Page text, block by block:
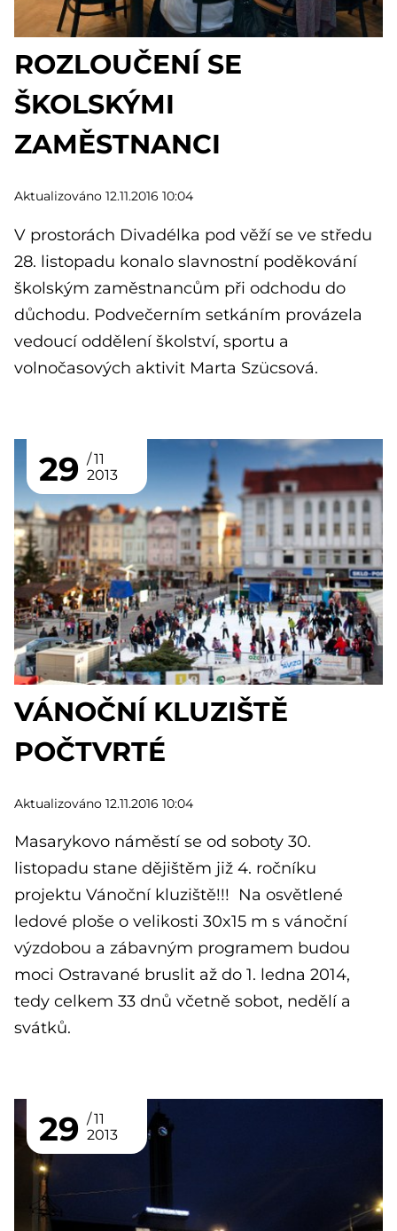
ROZLOUČENÍ SE
ŠKOLSKÝMI
ZAMĚSTNANCI
Aktualizováno 12.11.2016 10:04
V prostorách Divadélka pod věží se ve středu
28. listopadu konalo slavnostní poděkování
školským zaměstnancům při odchodu do
důchodu. Podvečerním setkáním provázela
vedoucí oddělení školství, sportu a
volnočasových aktivit Marta Szücsová.
29
11
2013
VÁNOČNÍ KLUZIŠTĚ
POČTVRTÉ
Aktualizováno 12.11.2016 10:04
Masarykovo náměstí se od soboty 30.
listopadu stane dějištěm již 4. ročníku
projektu Vánoční kluziště!!! Na osvětlené
ledové ploše o velikosti 30x15 m s vánoční
výzdobou a zábavným programem budou
moci Ostravané bruslit až do 1. ledna 2014,
tedy celkem 33 dnů včetně sobot, nedělí a
svátků.
29
11
2013